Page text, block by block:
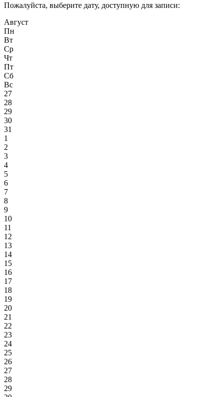
Пожалуйста, выберите дату, доступную для записи:
Август
Пн
Вт
Ср
Чт
Пт
Сб
Вс
27
28
29
30
31
1
2
3
4
5
6
7
8
9
10
11
12
13
14
15
16
17
18
19
20
21
22
23
24
25
26
27
28
29